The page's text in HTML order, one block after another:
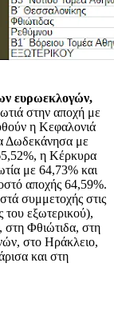
ευρωεκλογών,
στην αποχή με
η Κεφαλονιά
Δωδεκάνησα με
η Κέρκυρα
με 64,73% και
αποχής 64,59%.
συμμετοχής στις
του εξωτερικού),
Φθιώτιδα, στη
στο Ηράκλειο,
και στη